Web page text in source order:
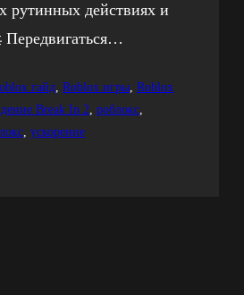
рутинных действиях и
гайд, Roblox игры, Roblox
Break In 2, роблокс
, ускорение